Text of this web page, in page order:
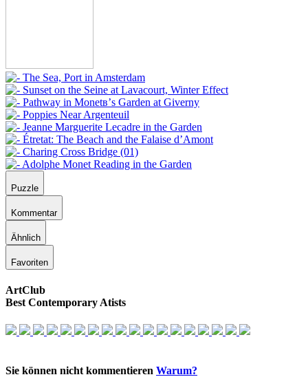
Puzzle
Kommentar
Ähnlich
Favoriten
ArtClub
Best Contemporary Atists
Sie können nicht kommentieren Warum?